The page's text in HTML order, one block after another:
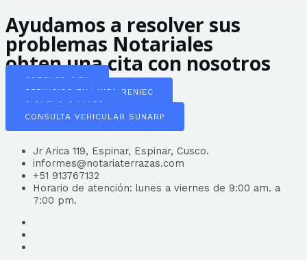
Ayudamos a resolver sus
problemas Notariales
obten una cita con nosotros
OBTENER CITA
SERVICIOS EN LINEA RENIEC
SIGUELO SUNARP
CONSULTA VEHICULAR SUNARP
Jr Arica 119, Espinar, Espinar, Cusco.
informes@notariaterrazas.com
+51 913767132
Horario de atención: lunes a viernes de 9:00 am. a
7:00 pm.